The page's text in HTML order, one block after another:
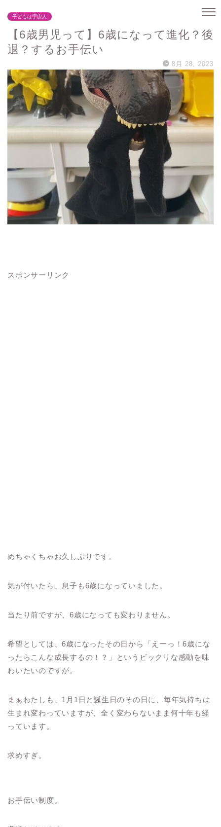
子どもは宇宙人
【6歳男児って】6歳になって進化？後
退？するお手伝い
8月 28, 2023
スポンサーリンク
めちゃくちゃお久しぶりです。
気が付いたら、息子も6歳になっていました。
当たり前ですが、6歳になっても変わりません。
希望としては、6歳になったその日から「えーっ！6歳にな
ったらこんな成長するの！？」というビックリな感動を味
わいたいのですが。
まぁわたしも、1月1日と誕生日のその日に、毎年気持ちは
生まれ変わっていますが、全く変わらないまま何十年も経
っています。
求めすぎ。
お手伝い制度。